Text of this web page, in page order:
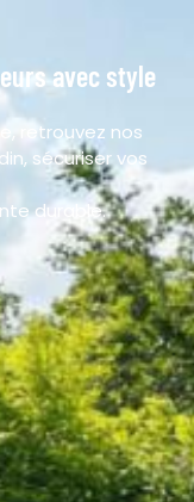
avec style
retrouvez nos
sécuriser vos
durable.